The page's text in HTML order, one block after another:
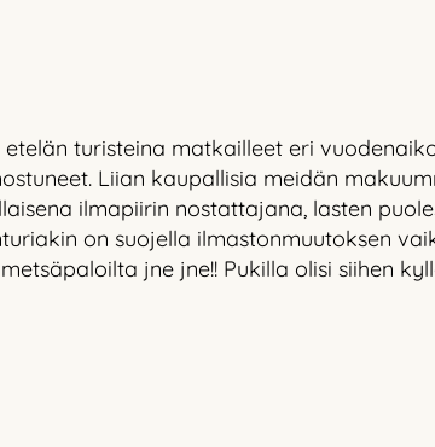
turisteina matkailleet eri
Liian kaupallisia meidän
ilmapiirin nostattajana, lasten
on suojella ilmastonmuutoksen
jne jne!! Pukilla olisi siihen